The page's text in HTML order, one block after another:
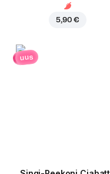
5,90 €
uus